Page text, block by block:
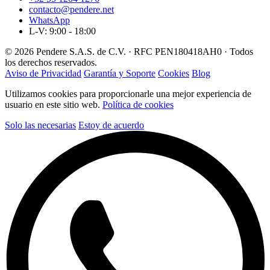
contacto@pendere.net
WhatsApp
L-V: 9:00 - 18:00
© 2026 Pendere S.A.S. de C.V. · RFC PEN180418AH0 · Todos
los derechos reservados.
Aviso de Privacidad Garantía y Soporte Cookies Blog
Utilizamos cookies para proporcionarle una mejor experiencia de
usuario en este sitio web. Política de cookies
Solo las necesarias Estoy de acuerdo